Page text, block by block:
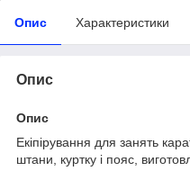
Опис Характеристики
Опис
Опис
Екіпірування для занять
штани, куртку і пояс,